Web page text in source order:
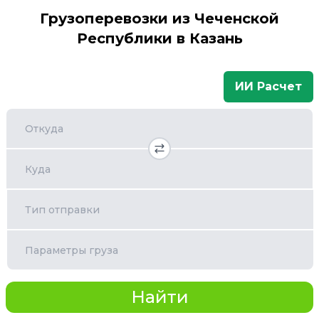
Грузоперевозки из Чеченской
Республики в Казань
ИИ Расчет
Откуда
Куда
Тип отправки
Параметры груза
Найти